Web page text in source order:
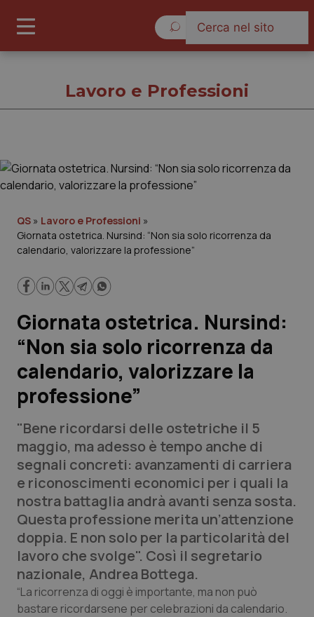
Governo e Parlamento
Regioni e Asl
Lavoro e Professioni
Scienza e Farmaci
Studi e Analisi
Lettere al direttore
Edizioni Regionali
QS Pro
Professionisti Sanitari.AI
Abruzzo
Basilicata
QS Pro Gold
Artrite & artrosi
QS Club Newsletter
Lavoro e Professioni
QS » Lavoro e Professioni »
Giornata ostetrica. Nursind: “Non sia solo ricorrenza da
calendario, valorizzare la professione”
Giornata ostetrica. Nursind:
“Non sia solo ricorrenza da
calendario, valorizzare la
professione”
"Bene ricordarsi delle ostetriche il 5
maggio, ma adesso è tempo anche di
segnali concreti: avanzamenti di carriera
e riconoscimenti economici per i quali la
nostra battaglia andrà avanti senza sosta.
Questa professione merita un’attenzione
doppia. E non solo per la particolarità del
lavoro che svolge". Così il segretario
nazionale, Andrea Bottega.
“La ricorrenza di oggi è importante, ma non può
bastare ricordarsene per celebrazioni da calendario.